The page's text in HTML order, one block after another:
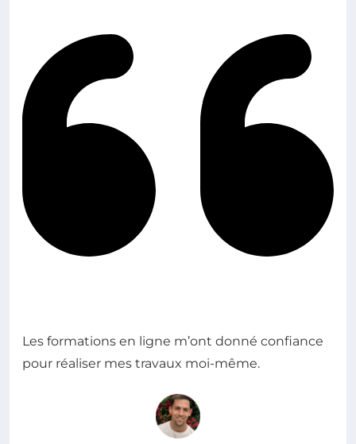
Les formations en ligne m’ont donné confiance
pour réaliser mes travaux moi-même.